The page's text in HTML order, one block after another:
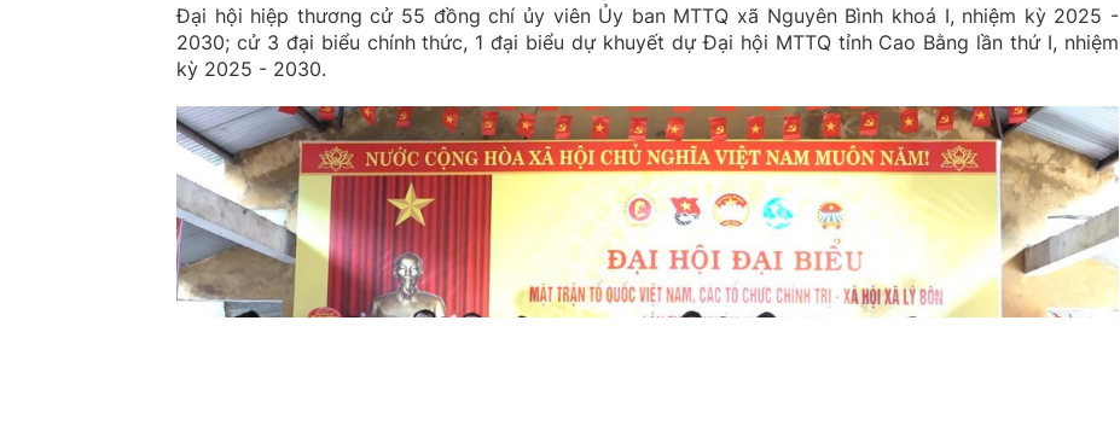
Đại hội hiệp thương cử 55 đồng chí ủy viên Ủy ban MTTQ xã Nguyên Bình khoá I, nhiệm kỳ 2025 -
2030; cử 3 đại biểu chính thức, 1 đại biểu dự khuyết dự Đại hội MTTQ tỉnh Cao Bằng lần thứ I, nhiệm
kỳ 2025 - 2030.